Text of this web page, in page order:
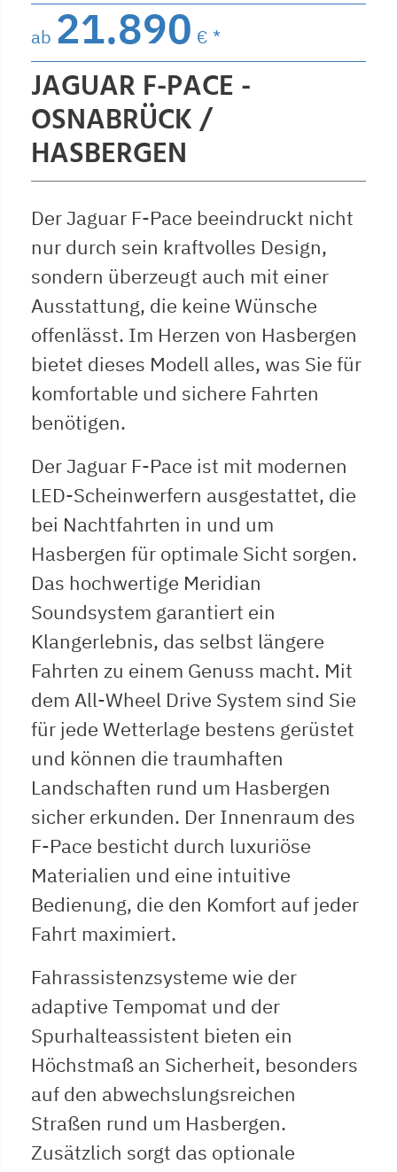
ab 21.890 € *
JAGUAR F-PACE -
OSNABRÜCK /
HASBERGEN
Der Jaguar F-Pace beeindruckt nicht
nur durch sein kraftvolles Design,
sondern überzeugt auch mit einer
Ausstattung, die keine Wünsche
offenlässt. Im Herzen von Hasbergen
bietet dieses Modell alles, was Sie für
komfortable und sichere Fahrten
benötigen.
Der Jaguar F-Pace ist mit modernen
LED-Scheinwerfern ausgestattet, die
bei Nachtfahrten in und um
Hasbergen für optimale Sicht sorgen.
Das hochwertige Meridian
Soundsystem garantiert ein
Klangerlebnis, das selbst längere
Fahrten zu einem Genuss macht. Mit
dem All-Wheel Drive System sind Sie
für jede Wetterlage bestens gerüstet
und können die traumhaften
Landschaften rund um Hasbergen
sicher erkunden. Der Innenraum des
F-Pace besticht durch luxuriöse
Materialien und eine intuitive
Bedienung, die den Komfort auf jeder
Fahrt maximiert.
Fahrassistenzsysteme wie der
adaptive Tempomat und der
Spurhalteassistent bieten ein
Höchstmaß an Sicherheit, besonders
auf den abwechslungsreichen
Straßen rund um Hasbergen.
Zusätzlich sorgt das optionale